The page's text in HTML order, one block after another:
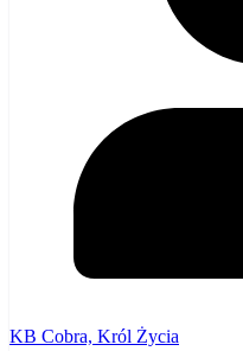
KB Cobra, Król Życia